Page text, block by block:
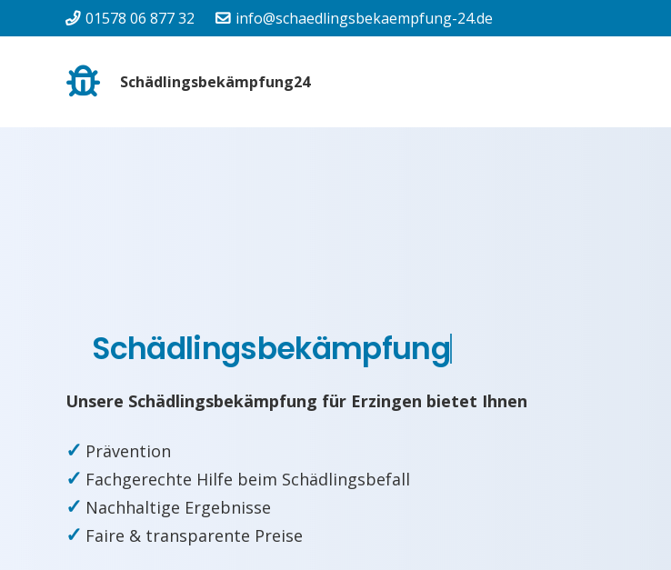
01578 06 877 32 info@schaedlingsbekaempfung-24.de
Schädlingsbekämpfung24
Schädlingsbekämpfung
Unsere Schädlingsbekämpfung für Erzingen bietet Ihnen
✓ Prävention
✓ Fachgerechte Hilfe beim Schädlingsbefall
✓ Nachhaltige Ergebnisse
✓ Faire & transparente Preise